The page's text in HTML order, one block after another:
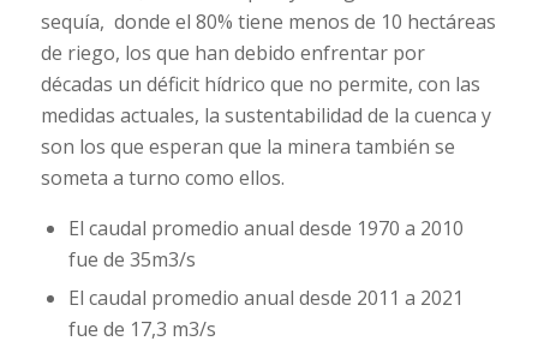
sequía, donde el 80% tiene menos de 10 hectáreas
de riego, los que han debido enfrentar por
décadas un déficit hídrico que no permite, con las
medidas actuales, la sustentabilidad de la cuenca y
son los que esperan que la minera también se
someta a turno como ellos.
El caudal promedio anual desde 1970 a 2010
fue de 35m3/s
El caudal promedio anual desde 2011 a 2021
fue de 17,3 m3/s